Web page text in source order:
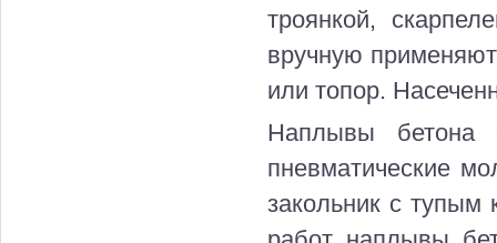
троянкой,
вручную
или топор.
Наплывы бетона
пневматические
закольник с